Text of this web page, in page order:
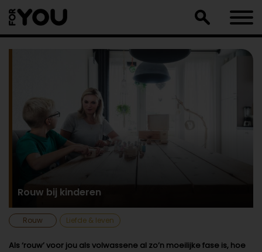
naar
artikel
Rouw bij kinderen
Rouw Liefde & leven
Als ‘rouw’ voor jou als volwassene al zo’n moeilijke fase is, hoe